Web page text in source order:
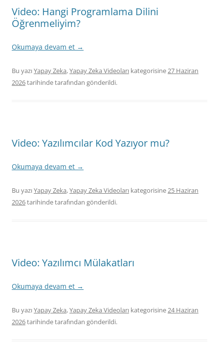
Video: Hangi Programlama Dilini
Öğrenmeliyim?
Okumaya devam et →
Bu yazıYapay Zeka,Yapay Zeka Videoları kategorisine27 Haziran
2026tarihindetarafından gönderildi.
Video: Yazılımcılar Kod Yazıyor mu?
Okumaya devam et →
Bu yazıYapay Zeka,Yapay Zeka Videoları kategorisine25 Haziran
2026tarihindetarafından gönderildi.
Video: Yazılımcı Mülakatları
Okumaya devam et →
Bu yazıYapay Zeka,Yapay Zeka Videoları kategorisine24 Haziran
2026tarihindetarafından gönderildi.